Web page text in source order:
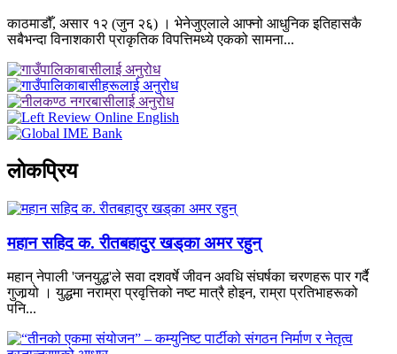
काठमाडौँ, असार १२ (जुन २६) । भेनेजुएलाले आफ्नो आधुनिक इतिहासकै
सबैभन्दा विनाशकारी प्राकृतिक विपत्तिमध्ये एकको सामना...
लाेकप्रिय
महान सहिद क. रीतबहादुर खड्‌का अमर रहुन्
महान् नेपाली 'जनयुद्ध'ले सवा दशवर्षे जीवन अवधि संघर्षका चरणहरू पार गर्दै
गुजार्‍यो । युद्धमा नराम्रा प्रवृत्तिको नष्ट मात्रै होइन, राम्रा प्रतिभाहरूको
पनि...